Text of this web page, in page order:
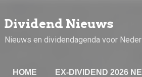
Dividend Nieuws
Nieuws en dividendagenda voor
HOME EX-DIVIDEND 2026